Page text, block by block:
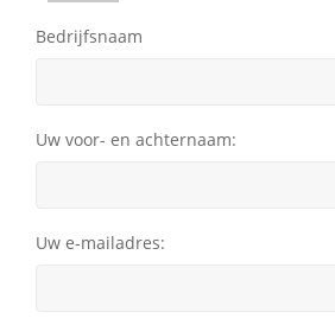
Bedrijfsnaam
Uw voor- en achternaam:
Uw e-mailadres: